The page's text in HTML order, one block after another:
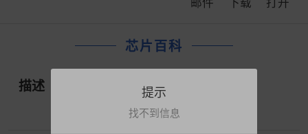
芯片百科
描述 提示
找不到信息